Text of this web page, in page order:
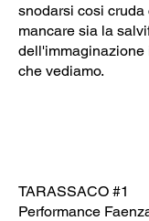
snodarsi cosi cruda
mancare sia la
che vediamo.
TARASSACO #1
Performance